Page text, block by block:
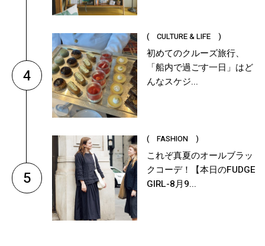
4
( CULTURE & LIFE )
初めてのクルーズ旅行、
「船内で過ごす一日」はど
んなスケジ...
5
( FASHION )
これぞ真夏のオールブラッ
クコーデ！【本日のFUDGE
GIRL-8月9...